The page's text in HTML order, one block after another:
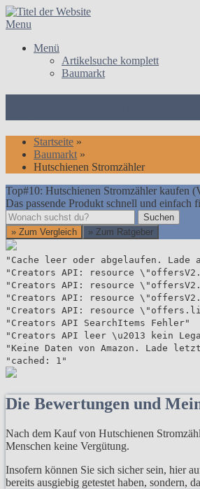
Skip
to
Menu
Menü
Artikelsuche komplett
Baumarkt
Startseite »
Baumarkt »
Hutschienen Stromzähler
Top#10: Hutschienen Stromzähler kaufen
Das passende Produkt schnell und einfach
Suchen
Suchen
» Zum Vergleich
» Zum Ratgeber
"Cache leer oder abgelaufen. Lade
"Creators API: resource
"Creators API: resource
"Creators API: resource
"Creators API: resource
"Creators API SearchItems Fehler"
"Creators API leer \u2013 kein
"Keine Daten von Amazon. Lade
"cached: 1"
Die Bewertungen und
Nach dem Kauf von Hutschienen
Menschen keine Vergütung.
Insofern können Sie sich sicher sein, hier
bereits ausgiebig getestet haben, sondern,